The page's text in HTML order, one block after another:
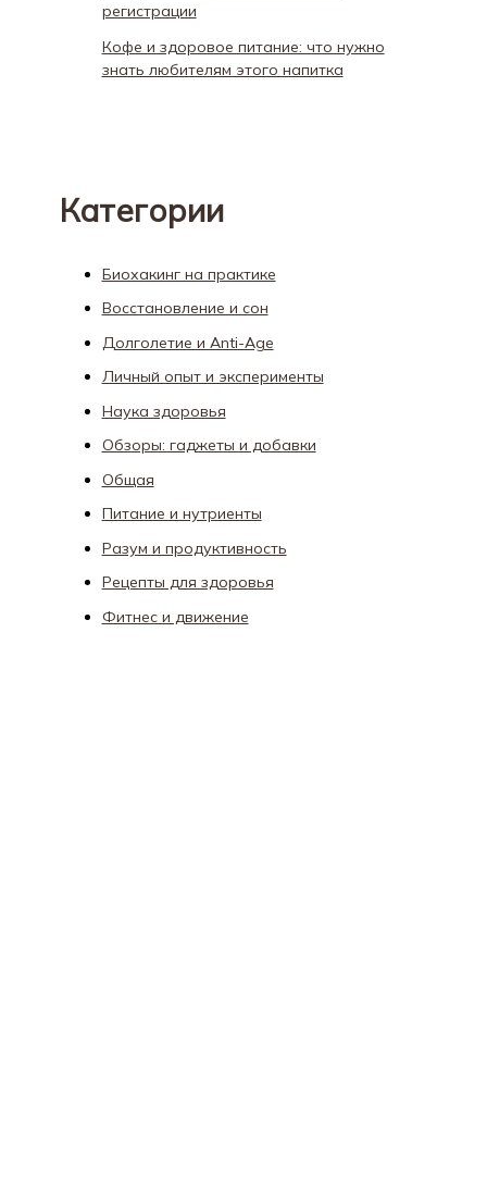
регистрации
Кофе и здоровое питание: что нужно
знать любителям этого напитка
Категории
Биохакинг на практике
Восстановление и сон
Долголетие и Anti-Age
Личный опыт и эксперименты
Наука здоровья
Обзоры: гаджеты и добавки
Общая
Питание и нутриенты
Разум и продуктивность
Рецепты для здоровья
Фитнес и движение